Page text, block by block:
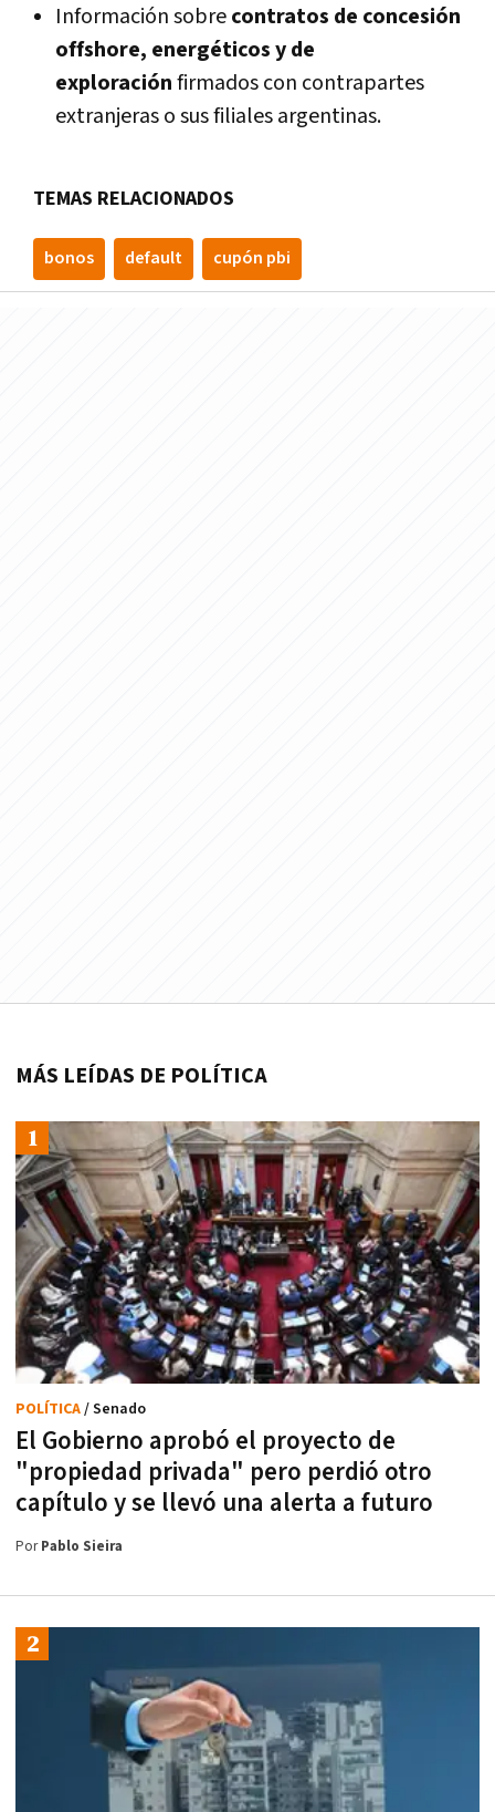
Información sobrecontratos de concesión
offshore, energéticos y de
exploraciónfirmados con contrapartes
extranjeras o sus filiales argentinas.
TEMAS RELACIONADOS
bonos default cupón pbi
MÁS LEÍDAS DE POLÍTICA
El Gobierno aprobó el proyecto de
"propiedad privada" pero perdió otro
capítulo y se llevó una alerta a futuro
POLÍTICA/ Senado
PorPablo Sieira